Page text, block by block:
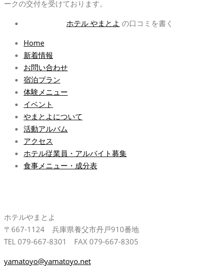
ークの交付を受けております。
ホテル やまとよ の口コミを書く
Home
新着情報
お問い合わせ
宿泊プラン
体験メニュー
イベント
やまとよについて
活動アルバム
アクセス
ホテル従業員・アルバイト募集
食事メニュー・成分表
ホテルやまとよ
〒667-1124 兵庫県養父市丹戸910番地
TEL 079-667-8301 FAX 079-667-8305
yamatoyo@yamatoyo.net